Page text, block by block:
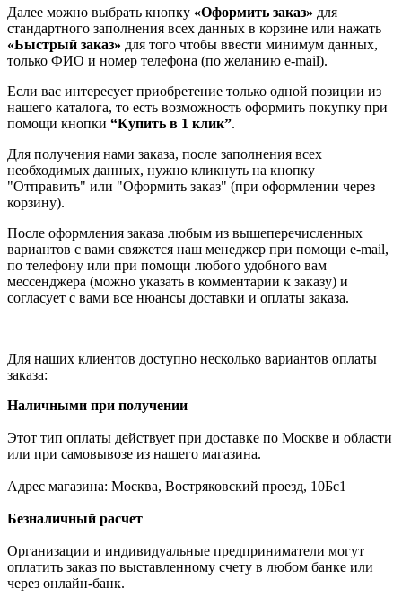
Далее можно выбрать кнопку «Оформить заказ» для
стандартного заполнения всех данных в корзине или нажать
«Быстрый заказ» для того чтобы ввести минимум данных,
только ФИО и номер телефона (по желанию e-mail).
Если вас интересует приобретение только одной позиции из
нашего каталога, то есть возможность оформить покупку при
помощи кнопки “Купить в 1 клик”.
Для получения нами заказа, после заполнения всех
необходимых данных, нужно кликнуть на кнопку
"Отправить" или "Оформить заказ" (при оформлении через
корзину).
После оформления заказа любым из вышеперечисленных
вариантов с вами свяжется наш менеджер при помощи e-mail,
по телефону или при помощи любого удобного вам
мессенджера (можно указать в комментарии к заказу) и
согласует с вами все нюансы доставки и оплаты заказа.
Для наших клиентов доступно несколько вариантов оплаты
заказа:
Наличными при получении
Этот тип оплаты действует при доставке по Москве и области
или при самовывозе из нашего магазина.
Адрес магазина: Москва, Востряковский проезд, 10Бс1
Безналичный расчет
Организации и индивидуальные предприниматели могут
оплатить заказ по выставленному счету в любом банке или
через онлайн-банк.